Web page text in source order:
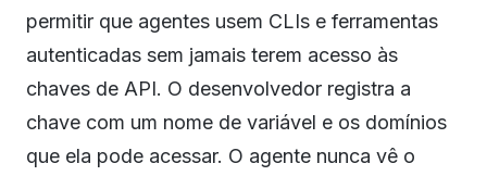
permitir que agentes usem CLIs e ferramentas
autenticadas sem jamais terem acesso às
chaves de API. O desenvolvedor registra a
chave com um nome de variável e os domínios
que ela pode acessar. O agente nunca vê o